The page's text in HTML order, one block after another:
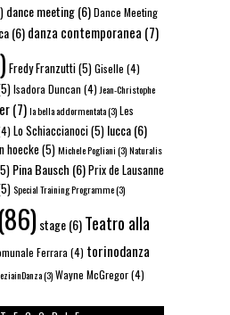
dance meeting(6)Dance Meeting
(6)danza contemporanea (7)
Fredy Franzutti(5)Giselle (4)
Isadora Duncan (4) Jean-Christophe
(7)la bella addormentata(3)Les
Lo Schiaccianoci(5) lucca(6)
hoecke(5)Michele Pogliani(3)Naturalis
Pina Bausch (6)Prix de Lausanne
Special Training Programme(3)
(86)stage(6)Teatro alla
Ferrara (4) torinodanza
(3)Wayne McGregor(4)